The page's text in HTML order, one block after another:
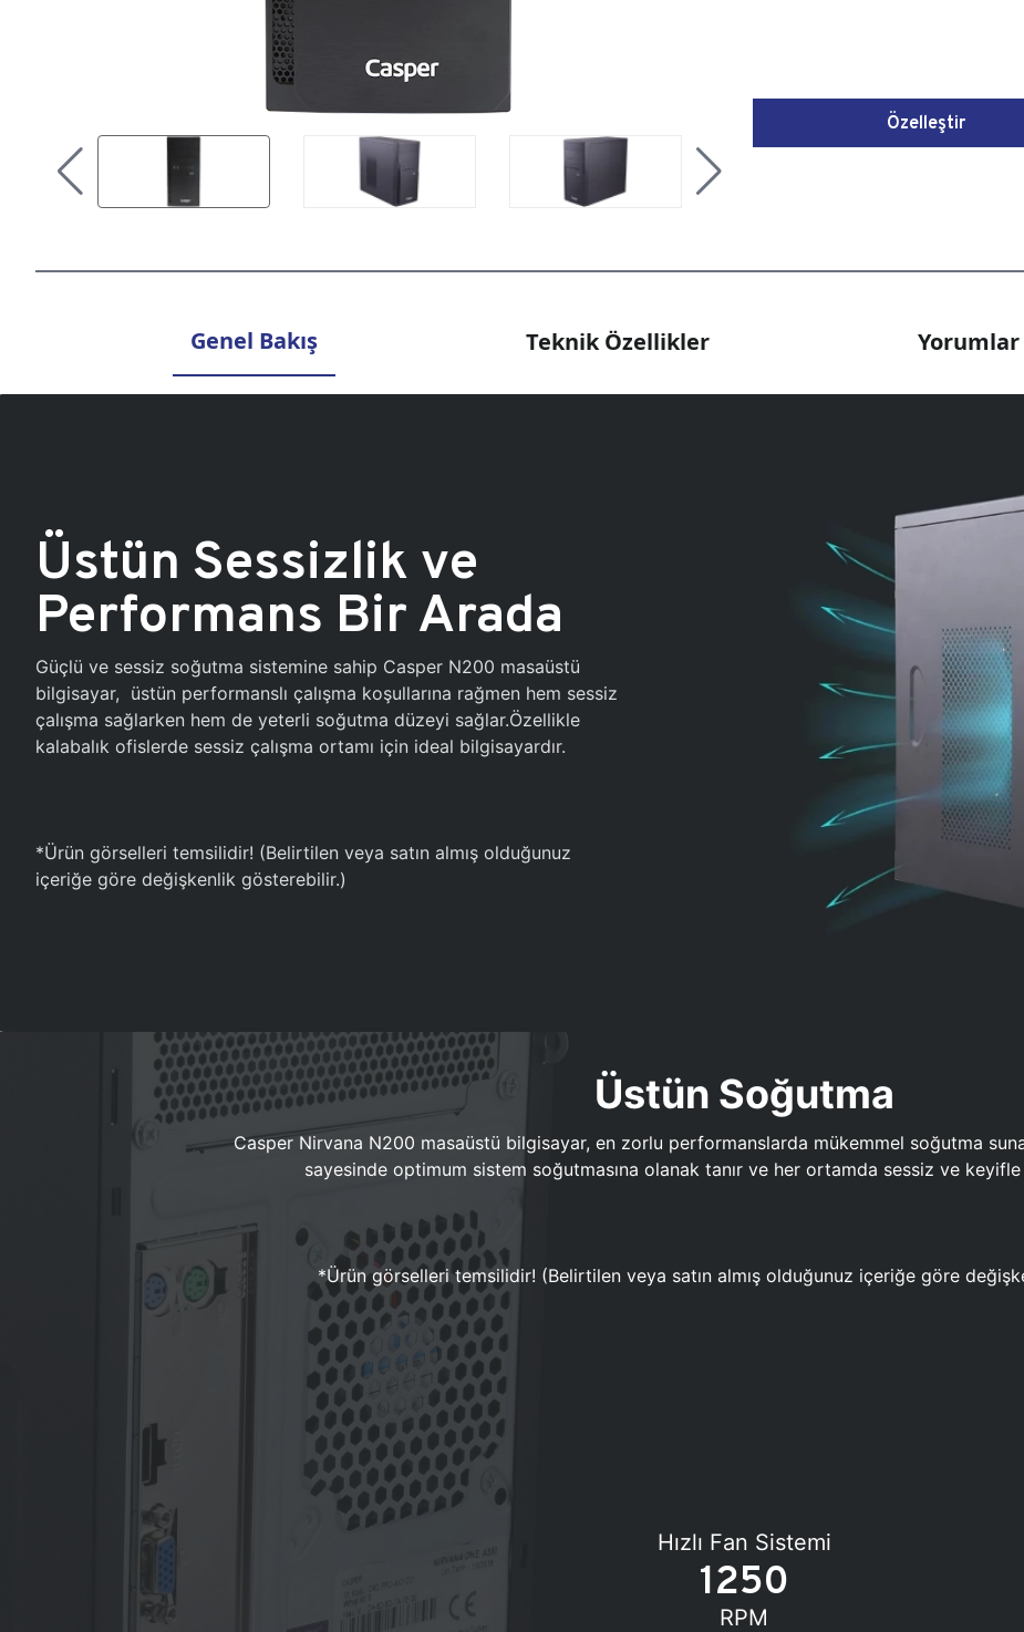
Özelleştir
Genel Bakış Teknik Özellikler Yorumlar
Üstün Sessizlik ve
Performans Bir Arada
Güçlü ve sessiz soğutma sistemine sahip Casper N200 masaüstü
bilgisayar, üstün performanslı çalışma koşullarına rağmen hem sessiz
çalışma sağlarken hem de yeterli soğutma düzeyi sağlar.Özellikle
kalabalık ofislerde sessiz çalışma ortamı için ideal bilgisayardır.
*Ürün görselleri temsilidir! (Belirtilen veya satın almış olduğunuz
içeriğe göre değişkenlik gösterebilir.)
Üstün Soğutma
Casper Nirvana N200 masaüstü bilgisayar, en zorlu performanslarda mükemmel soğutma
sayesinde optimum sistem soğutmasına olanak tanır ve her ortamda sessiz ve keyifle
*Ürün görselleri temsilidir! (Belirtilen veya satın almış olduğunuz içeriğe göre
Hızlı Fan Sistemi
1250
RPM